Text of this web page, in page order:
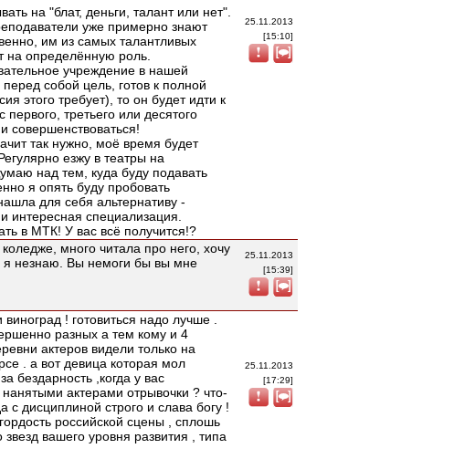
на "блат, деньги, талант или нет".
уже примерно знают
им из самых талантливых
на определённую роль.
учреждение в нашей
собой цель, готов к полной
этого требует), то он будет идти к
третьего или десятого
совершенствоваться!
так нужно, моё время будет
езжу в театры на
над тем, куда буду подавать
я опять буду пробовать
для себя альтернативу -
интересная специализация.
в МТК! У вас всё получится!?
25.11.2013
[15:10]
много читала про него, хочу
я незнаю. Вы немоги бы вы мне
25.11.2013
[15:39]
! готовиться надо лучше .
разных а тем кому и 4
актеров видели только на
. а вот девица которая мол
бездарность ,когда у вас
актерами отрывочки ? что-
дисциплиной строго и слава богу !
российской сцены , сплошь
вашего уровня развития , типа
25.11.2013
[17:29]